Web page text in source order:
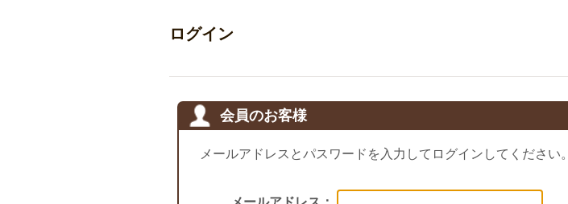
ログイン
会員のお客様
メールアドレスとパスワードを入力してログインしてください。